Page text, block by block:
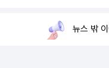
뉴스 밖